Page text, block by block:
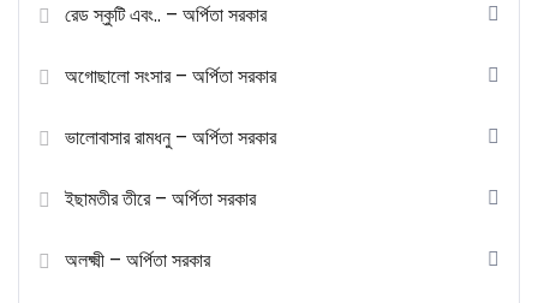
রেড স্কুটি এবং.. – অর্পিতা সরকার
অগোছালো সংসার – অর্পিতা সরকার
ভালোবাসার রামধনু – অর্পিতা সরকার
ইছামতীর তীরে – অর্পিতা সরকার
অলক্ষ্মী – অর্পিতা সরকার